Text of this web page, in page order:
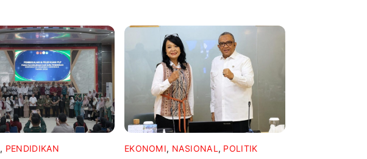
, PENDIDIKAN EKONOMI, NASIONAL , POLITIK